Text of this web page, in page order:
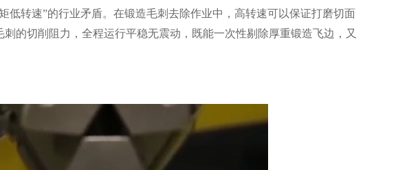
低转速”的行业矛盾。在锻造毛刺去除作业中，高转速可以保证打磨切面
的切削阻力，全程运行平稳无震动，既能一次性剔除厚重锻造飞边，又